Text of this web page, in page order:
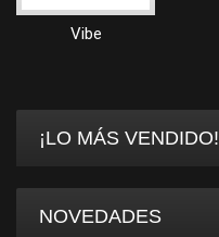
Vibe
¡LO MÁS VENDIDO!
NOVEDADES